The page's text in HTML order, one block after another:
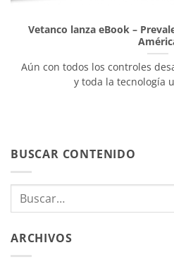
Vetanco lanza eBook –
Aún con todos los controles
y toda la tecnología
BUSCAR CONTENIDO
ARCHIVOS